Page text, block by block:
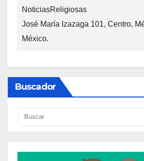
NoticiasReligiosas
José María Izazaga 101, Centro,
México.
Buscador